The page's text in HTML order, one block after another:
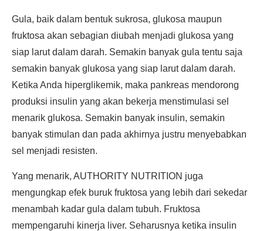
Gula, baik dalam bentuk sukrosa, glukosa maupun
fruktosa akan sebagian diubah menjadi glukosa yang
siap larut dalam darah. Semakin banyak gula tentu saja
semakin banyak glukosa yang siap larut dalam darah.
Ketika Anda hiperglikemik, maka pankreas mendorong
produksi insulin yang akan bekerja menstimulasi sel
menarik glukosa. Semakin banyak insulin, semakin
banyak stimulan dan pada akhirnya justru menyebabkan
sel menjadi resisten.
Yang menarik, AUTHORITY NUTRITION juga
mengungkap efek buruk fruktosa yang lebih dari sekedar
menambah kadar gula dalam tubuh. Fruktosa
mempengaruhi kinerja liver. Seharusnya ketika insulin